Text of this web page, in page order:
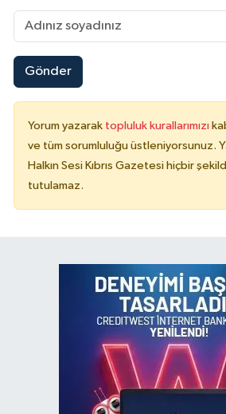
Gönder
Yorum yazarak topluluk kurallarımızı
ve tüm sorumluluğu üstleniyorsunuz.
Halkın Sesi Kıbrıs Gazetesi hiçbir
tutulamaz.